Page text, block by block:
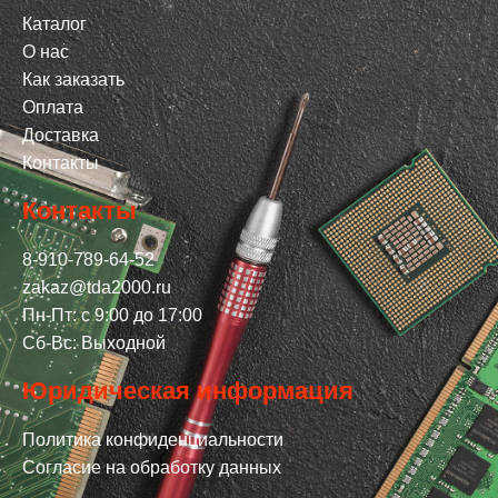
Каталог
О нас
Как заказать
Оплата
Доставка
Контакты
Контакты
8-910-789-64-52
zakaz@tda2000.ru
Пн-Пт: с 9:00 до 17:00
Сб-Вс: Выходной
Юридическая информация
Политика конфиденциальности
Согласие на обработку данных